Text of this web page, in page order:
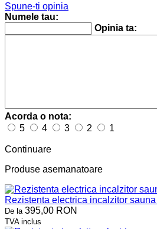
Spune-ti opinia
Numele tau:
Opinia ta:
Acorda o nota:
5
4 3 2 1
Continuare
Produse asemanatoare
Rezistenta electrica incalzitor
De la 395,00 RON
TVA inclus